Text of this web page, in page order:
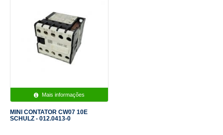
Mais informações
MINI CONTATOR CW07 10E
SCHULZ - 012.0413-0